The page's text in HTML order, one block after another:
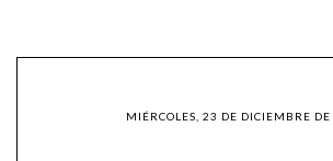
MIÉRCOLES, 23 DE DICIEMBRE